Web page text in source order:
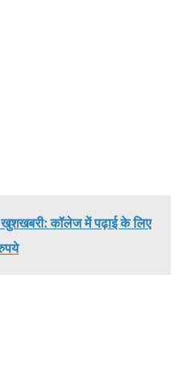
कॉलेज में पढ़ाई के लिए